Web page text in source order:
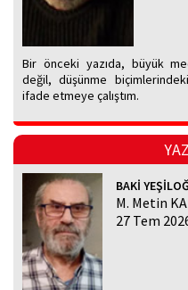
Bir önceki yazıda, büyük
değil, düşünme
ifade etmeye çalıştım.
BAKİ
M. Metin
27 Tem